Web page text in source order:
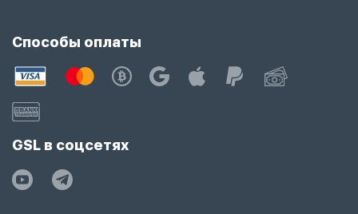
Способы оплаты
GSL в соцсетях